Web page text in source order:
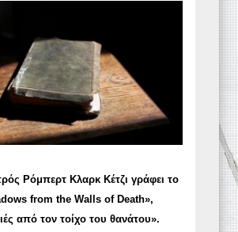
Ρόμπερτ Κλαρκ Κέτζι γράφει το
from the Walls of Death»,
από τον τοίχο του θανάτου».